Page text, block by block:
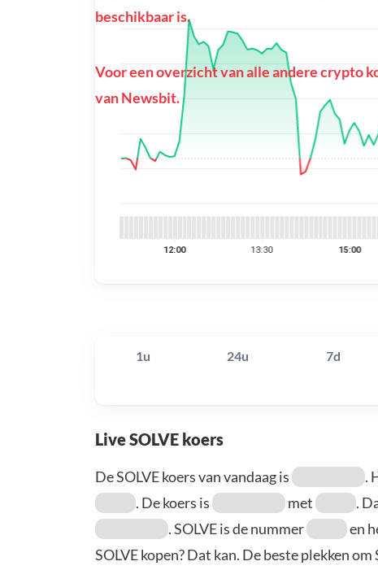
beschikbaar is.
Voor een overzicht van alle andere crypto
van Newsbit.
1u 24u 7d
Live SOLVE koers
De SOLVE koers van vandaag is
.
. De koers is
met .
. SOLVE is de nummer
en
SOLVE kopen? Dat kan. De beste plekken